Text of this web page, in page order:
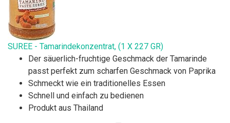
SUREE - Tamarindekonzentrat, (1 X 227 GR)
Der säuerlich-fruchtige Geschmack der Tamarinde
passt perfekt zum scharfen Geschmack von Paprika
Schmeckt wie ein traditionelles Essen
Schnell und einfach zu bedienen
Produkt aus Thailand